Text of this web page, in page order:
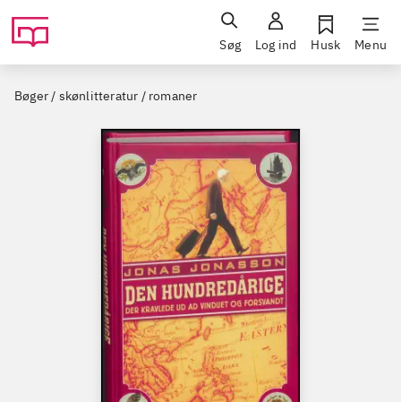
Søg Log ind Husk Menu
Bøger / skønlitteratur / romaner